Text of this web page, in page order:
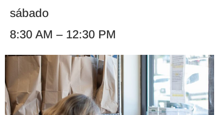
sábado
8:30 AM – 12:30 PM